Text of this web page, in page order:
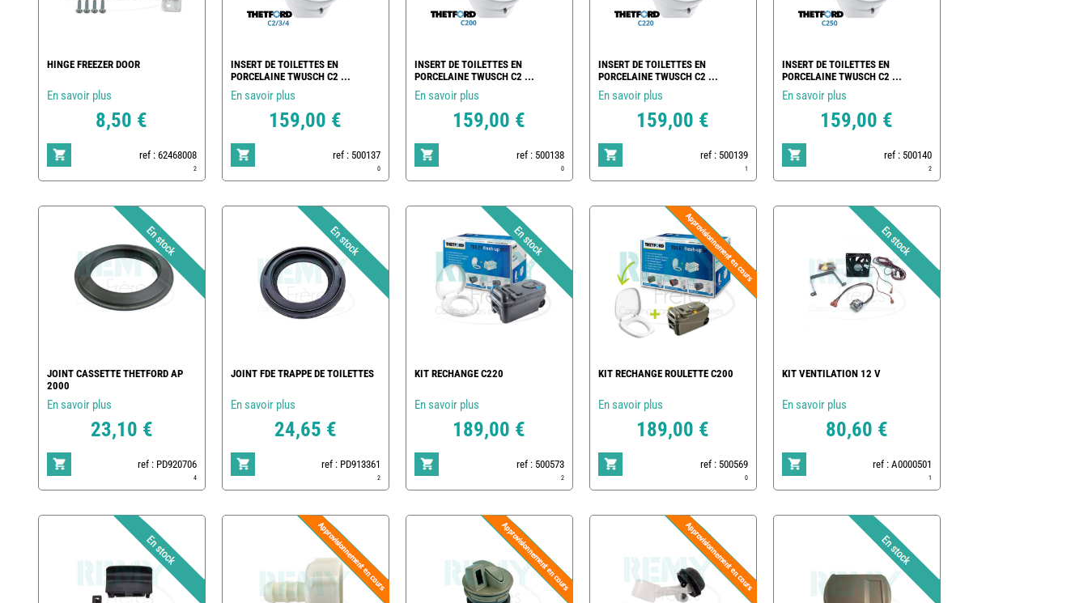
HINGE FREEZER DOOR
En savoir plus
8,50 €
ref : 62468008
2
INSERT DE TOILETTES EN
PORCELAINE TWUSCH C2 ...
En savoir plus
159,00 €
ref : 500137
0
INSERT DE TOILETTES EN
PORCELAINE TWUSCH C2 ...
En savoir plus
159,00 €
ref : 500138
0
INSERT DE TOILETTES EN
PORCELAINE TWUSCH C2 ...
En savoir plus
159,00 €
ref : 500139
1
INSERT DE TOILETTES EN
PORCELAINE TWUSCH C2 ...
En savoir plus
159,00 €
ref : 500140
2
JOINT CASSETTE THETFORD AP
2000
En savoir plus
23,10 €
ref : PD920706
4
JOINT FDE TRAPPE DE TOILETTES
En savoir plus
24,65 €
ref : PD913361
2
KIT RECHANGE C220
En savoir plus
189,00 €
ref : 500573
2
KIT RECHANGE ROULETTE C200
En savoir plus
189,00 €
ref : 500569
0
KIT VENTILATION 12 V
En savoir plus
80,60 €
ref : A0000501
1